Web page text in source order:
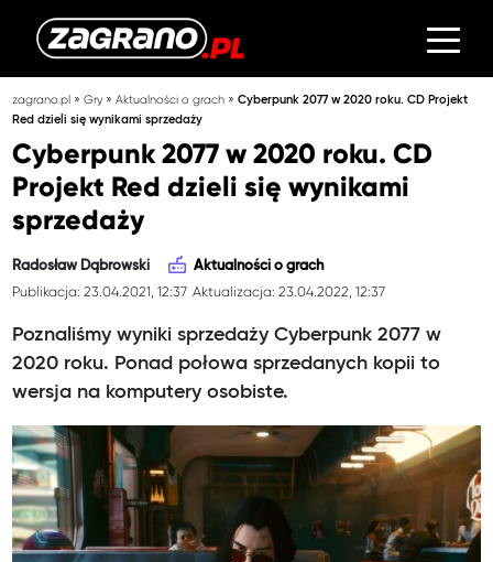
zagrano.pl »Gry»Aktualności o grach »Cyberpunk 2077 w 2020 roku. CD Projekt
Red dzieli się wynikami sprzedaży
Cyberpunk 2077 w 2020 roku. CD
Projekt Red dzieli się wynikami
sprzedaży
Radosław Dąbrowski Aktualności o grach
Publikacja: 23.04.2021, 12:37 Aktualizacja: 23.04.2022, 12:37
Poznaliśmy wyniki sprzedaży Cyberpunk 2077 w
2020 roku. Ponad połowa sprzedanych kopii to
wersja na komputery osobiste.